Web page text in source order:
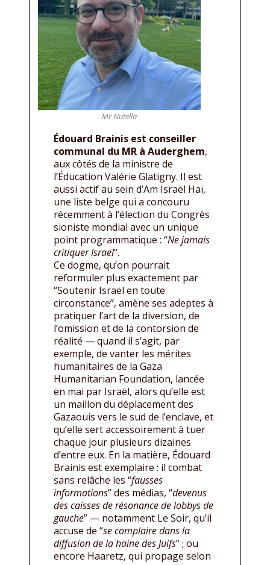
Mr Nutella
Édouard Brainis est conseiller
communal du MR à Auderghem,
aux côtés de la ministre de
l’Éducation Valérie Glatigny. Il est
aussi actif au sein d’Am Israël Haï,
une liste belge qui a concouru
récemment à l’élection du Congrès
sioniste mondial avec un unique
point programmatique : “Ne jamais
critiquer Israël“.
Ce dogme, qu’on pourrait
reformuler plus exactement par
“Soutenir Israël en toute
circonstance”, amène ses adeptes à
pratiquer l’art de la diversion, de
l’omission et de la contorsion de
réalité — quand il s’agit, par
exemple, de vanter les mérites
humanitaires de la Gaza
Humanitarian Foundation, lancée
en mai par Israël, alors qu’elle est
un maillon du déplacement des
Gazaouis vers le sud de l’enclave, et
qu’elle sert accessoirement à tuer
chaque jour plusieurs dizaines
d’entre eux. En la matière, Édouard
Brainis est exemplaire : il combat
sans relâche les “fausses
informations” des médias, “devenus
des caisses de résonance de lobbys de
gauche” — notamment Le Soir, qu’il
accuse de “se complaire dans la
diffusion de la haine des Juifs” ; ou
encore Haaretz, qui propage selon